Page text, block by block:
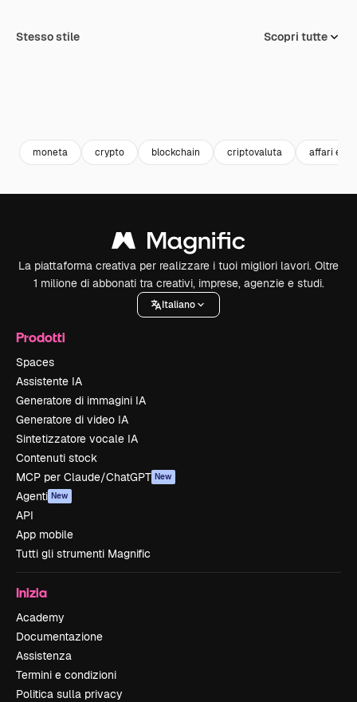
Stesso stile Scopri tutte
moneta crypto blockchain criptovaluta affari e
La piattaforma creativa per realizzare i tuoi migliori lavori. Oltre
1 milione di abbonati tra creativi, imprese, agenzie e studi.
Italiano
Prodotti
Spaces
Assistente IA
Generatore di immagini IA
Generatore di video IA
Sintetizzatore vocale IA
Contenuti stock
MCP per Claude/ChatGPT New
Agenti New
API
App mobile
Tutti gli strumenti Magnific
Inizia
Academy
Documentazione
Assistenza
Termini e condizioni
Politica sulla privacy